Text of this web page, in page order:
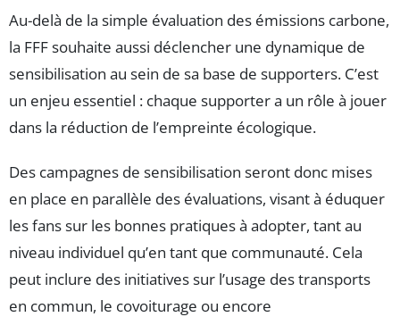
Au-delà de la simple évaluation des émissions carbone,
la FFF souhaite aussi déclencher une dynamique de
sensibilisation au sein de sa base de supporters. C’est
un enjeu essentiel : chaque supporter a un rôle à jouer
dans la réduction de l’empreinte écologique.
Des campagnes de sensibilisation seront donc mises
en place en parallèle des évaluations, visant à éduquer
les fans sur les bonnes pratiques à adopter, tant au
niveau individuel qu’en tant que communauté. Cela
peut inclure des initiatives sur l’usage des transports
en commun, le covoiturage ou encore